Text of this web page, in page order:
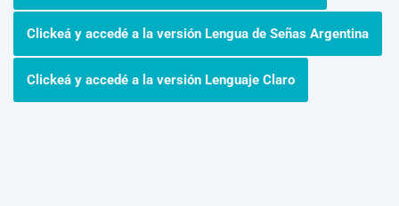
Clickeá y accedé a la versión Lengua de Señas Argentina
Clickeá y accedé a la versión Lenguaje Claro